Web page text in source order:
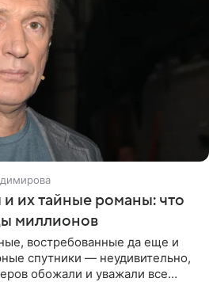
и их тайные романы: что
миллионов
востребованные да еще и
спутники — неудивительно,
обожали и уважали все